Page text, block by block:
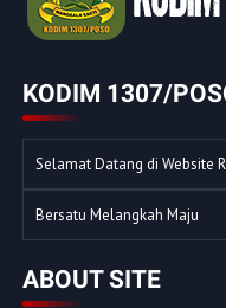
KODIM 1307/
Selamat Datang di Website
Bersatu Melangkah Maju
ABOUT SITE